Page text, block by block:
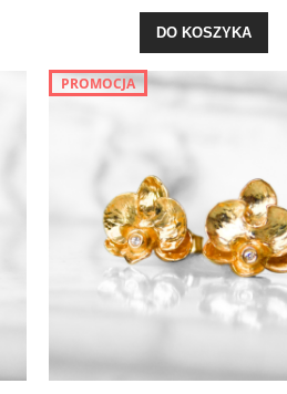
DO KOSZYKA
PROMOCJA